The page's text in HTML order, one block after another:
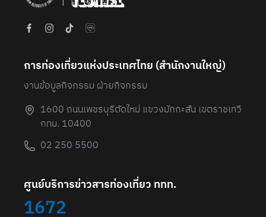
การท่องเที่ยวแห่งประเทศไทย (สํานักงานใหญ่)
งานข้อมูลกิจกรรม ฝ่ายกิจกรรม
1600 ถนนเพชรบุรีตัดใหม่ แขวงมักกะสัน เขตราชเทวี
กทม. 10400
02 250 5500
ศูนย์บริการข่าวสารท่องเที่ยว ททท.
1672